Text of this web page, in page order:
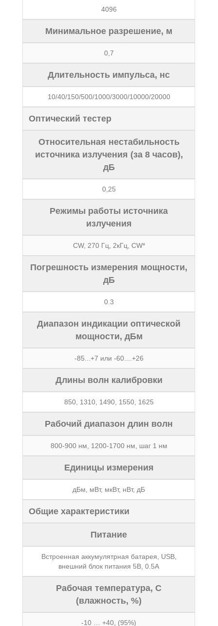
4096
Минимальное разрешение, м
0,7
Длительность импульса, нс
10/40/150/500/1000/3000/10000/20000
Оптический тестер
Относительная нестабильность
источника излучения (за 8 часов),
дБ
0,25
Режимы работы источника
излучения
CW, 270 Гц, 2кГц, CW*
Погрешность измерения мощности,
дБ
0.3
Диапазон индикации оптической
мощности, дБм
-85...+7 или -60....+26
Длины волн калибровки
850, 1310, 1490, 1550, 1625
Рабочий диапазон длин волн
800-900 нм, 1200-1700 нм, шаг 1 нм
Единицы измерения
дБм, мВт, мкВт, нВт, дБ
Общие характеристики
Питание
Встроенная аккумулятрная батарея, USB,
внешний блок питания 5В, 0.5А
Рабочая температура, C
(влажность, %)
-10 … +40, (95%)